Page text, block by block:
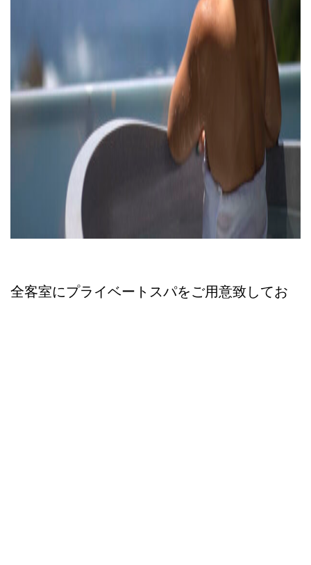
全客室にプライベートスパをご用意致してお